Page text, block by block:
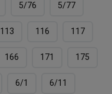
5/76 5/77
113 116 117
166 171 175
6/1 6/11